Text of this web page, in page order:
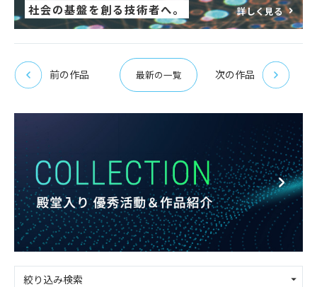
社会の基盤を創る技術者へ。
詳しく見る
前の作品 最新の一覧 次の作品
絞り込み検索